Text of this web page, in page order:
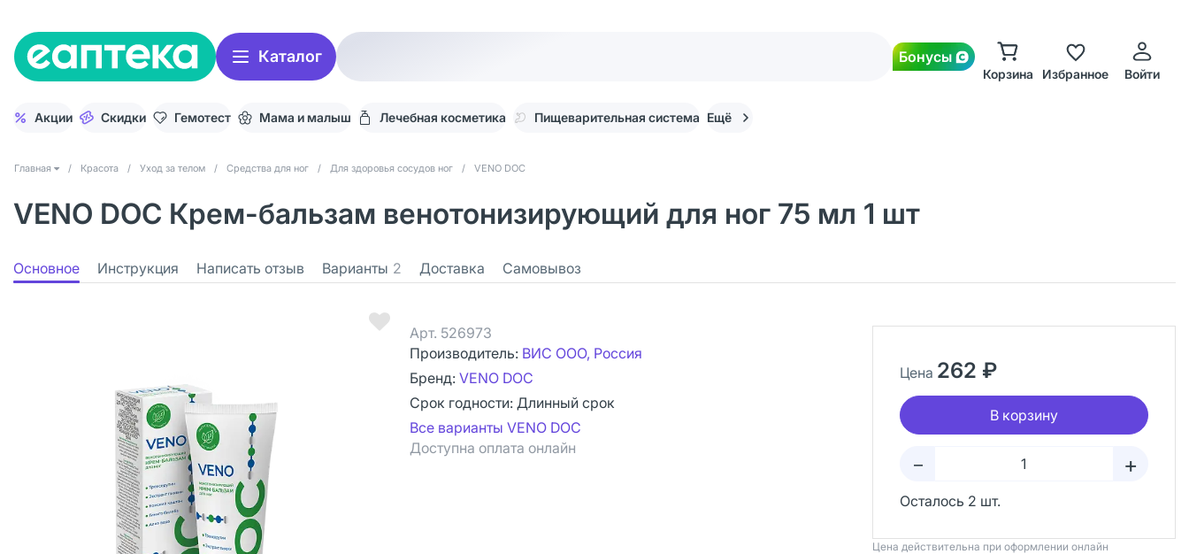
Каталог Бонусы
Корзина Избранное Войти
Акции Скидки Гемотест Мама и малыш Лечебная косметика Пищеварительная система Ещё
Главная / Красота / Уход за телом / Средства для ног / Для здоровья сосудов ног / VENO DOC
VENO DOC Крем-бальзам венотонизирующий для ног 75 мл 1 шт
Основное Инструкция Написать отзыв Варианты 2 Доставка Самовывоз
Арт. 526973
Производитель: ВИС ООО, Россия
Бренд: VENO DOC
Срок годности: Длинный срок
Все варианты VENO DOC
Доступна оплата онлайн
Цена 262 ₽
В корзину
– +
Осталось 2 шт.
Цена действительна при оформлении онлайн